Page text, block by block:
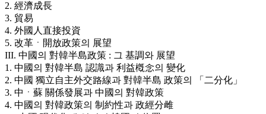
2. 經濟成長
3. 貿易
4. 外國人直接投資
5. 改革ㆍ開放政策의 展望
III. 中國의 對韓半島政策 : 그 基調와 展望
1. 中國의 對韓半島 認識과 利益槪念의 變化
2. 中國 獨立自主外交路線과 對韓半島 政策의 「二分化」
3. 中ㆍ蘇 關係發展과 中國의 對韓政策
4. 中國의 對韓政策의 制約性과 政經分雌